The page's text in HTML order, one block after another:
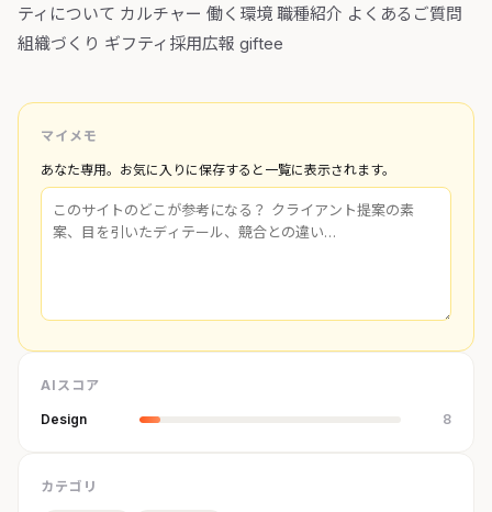
ティについて カルチャー 働く環境 職種紹介 よくあるご質問
組織づくり ギフティ採用広報 giftee
マイメモ
あなた専用。お気に入りに保存すると一覧に表示されます。
AIスコア
Design 8
カテゴリ